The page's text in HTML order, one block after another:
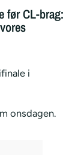
før CL-brag:
i
onsdagen.